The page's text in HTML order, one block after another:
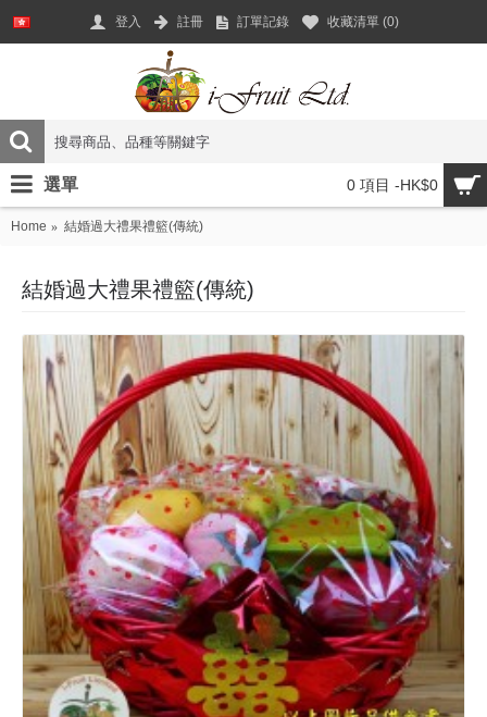
登入 註冊 訂單記錄 收藏清單 (0)
0 項目 -HK$0
選單
Home 結婚過大禮果禮籃(傳統)
結婚過大禮果禮籃(傳統)